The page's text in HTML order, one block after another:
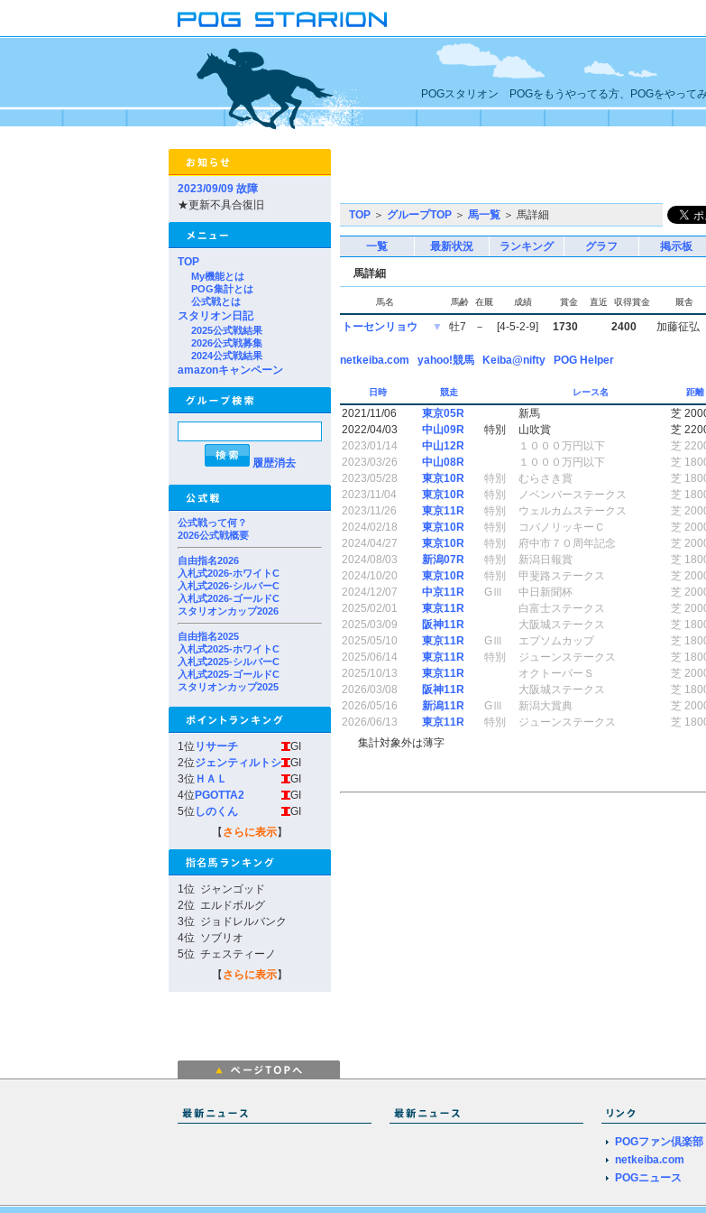
POGスタリオン POGをもうやってる方、POGをやって
2023/09/09 故障
★更新不具合復旧
TOP
My機能とは
POG集計とは
公式戦とは
スタリオン日記
2025公式戦結果
2026公式戦募集
2024公式戦結果
amazonキャンペーン
履歴消去
公式戦って何？
2026公式戦概要
自由指名2026
入札式2026-ホワイトC
入札式2026-シルバーC
入札式2026-ゴールドC
スタリオンカップ2026
自由指名2025
入札式2025-ホワイトC
入札式2025-シルバーC
入札式2025-ゴールドC
スタリオンカップ2025
1位 リサーチ
GI
2位ジェンティルトシ
GI
3位 ＨＡＬ
GI
4位 PGOTTA2
GI
5位 しのくん
GI
【 さらに表示】
1位 ジャンゴッド
2位 エルドボルグ
3位 ジョドレルバンク
4位 ソブリオ
5位 チェスティーノ
【 さらに表示】
TOP ＞ グループTOP ＞ 馬一覧 ＞ 馬詳細
一覧 最新状況 ランキング グラフ 掲示板
馬詳細
馬名 馬齢 在厩 成績 賞金 直近 収得賞金 厩舎
トーセンリョウ ▼ 牡7 － [4-5-2-9] 1730 2400 加藤征弘
netkeiba.com yahoo!競馬 Keiba@nifty POG Helper
日時 競走 レース名 距離
2021/11/06 東京05R 新馬 芝
2022/04/03
中山09R 特別 山吹賞 芝
2023/01/14
中山12R １０００万円以下 芝
2023/03/26
中山08R １０００万円以下 芝
2023/05/28
東京10R 特別 むらさき賞 芝
2023/11/04
東京10R 特別 ノベンバーステークス 芝
2023/11/26
東京11R 特別 ウェルカムステークス 芝
2024/02/18
東京10R 特別 コパノリッキーＣ 芝
2024/04/27
東京10R 特別 府中市７０周年記念 芝
2024/08/03
新潟07R 特別 新潟日報賞 芝
2024/10/20
東京10R 特別 甲斐路ステークス 芝
2024/12/07
中京11R GⅢ 中日新聞杯 芝
2025/02/01
東京11R 白富士ステークス 芝
2025/03/09
阪神11R 大阪城ステークス 芝
2025/05/10
東京11R GⅢ エプソムカップ 芝
2025/06/14
東京11R 特別 ジューンステークス 芝
2025/10/13
東京11R オクトーバーＳ 芝
2026/03/08
阪神11R 大阪城ステークス 芝
2026/05/16
新潟11R GⅢ 新潟大賞典 芝
2026/06/13
東京11R 特別 ジューンステークス 芝
集計対象外は薄字
POGファン倶楽部
netkeiba.com
POGニュース